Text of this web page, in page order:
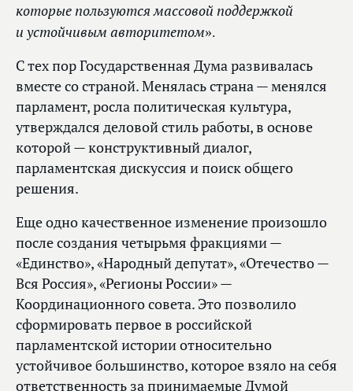
которые пользуются массовой поддержкой
и устойчивым авторитетом».
С тех пор Государственная Дума развивалась
вместе со страной. Менялась страна — менялся
парламент, росла политическая культура,
утверждался деловой стиль работы, в основе
которой — конструктивный диалог,
парламентская дискуссия и поиск общего
решения.
Еще одно качественное изменение произошло
после создания четырьмя фракциями —
«Единство», «Народный депутат», «Отечество —
Вся Россия», «Регионы России» —
Координационного совета. Это позволило
сформировать первое в российской
парламентской истории относительно
устойчивое большинство, которое взяло на себя
ответственность за принимаемые Думой